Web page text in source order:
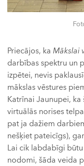
Priecājos, ka Mākslai
darbības spektru un
izpētei, nevis
mākslas vēstures
Katrīnai Jaunupei,
virtuālās norises
pat ja dažiem
nešķiet pateicīgs),
Lai cik labdabīgi
nodomi, šāda veida